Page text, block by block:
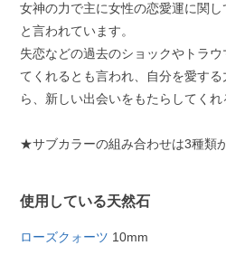
女神の力で主に女性の恋愛運に関
と言われています。
失恋などの過去のショックやトラ
てくれるとも言われ、自分を愛す
ら、新しい出会いをもたらしてくれ
★サブカラーの組み合わせは3種類
使用している天然石
ローズクォーツ 10mm